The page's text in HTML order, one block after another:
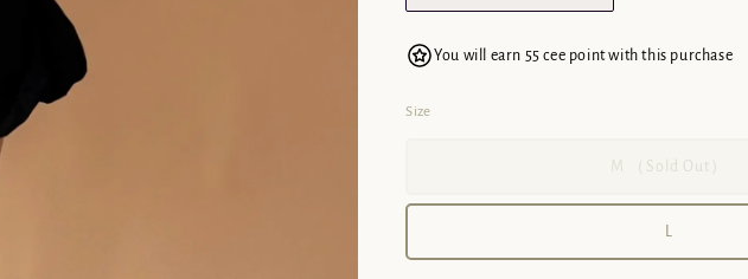
You will earn 55 cee point with this purchase
Size
M （Sold Out）
L